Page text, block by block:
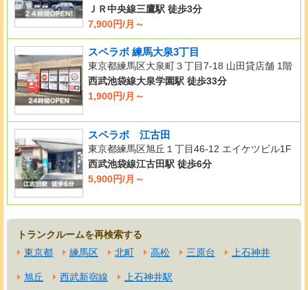
ＪＲ中央線三鷹駅 徒歩3分
7,900円/月～
スペラボ 練馬大泉3丁目
東京都練馬区大泉町３丁目7-18 山田貸店舗 1階
西武池袋線大泉学園駅 徒歩33分
1,900円/月～
スペラボ 江古田
東京都練馬区旭丘１丁目46-12 エイケツビル1F
西武池袋線江古田駅 徒歩6分
5,900円/月～
トランクルームを再検索する
東京都
練馬区 北町 高松 三原台 上石神井
旭丘 西武新宿線 上石神井駅